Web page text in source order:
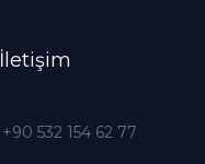
İletişim
+90 532 154 62 77